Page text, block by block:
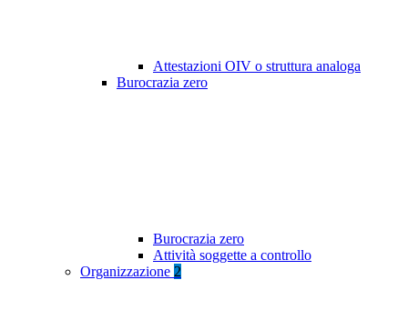
Attestazioni OIV o struttura analoga
Burocrazia zero
Burocrazia zero
Attività soggette a controllo
Organizzazione 2